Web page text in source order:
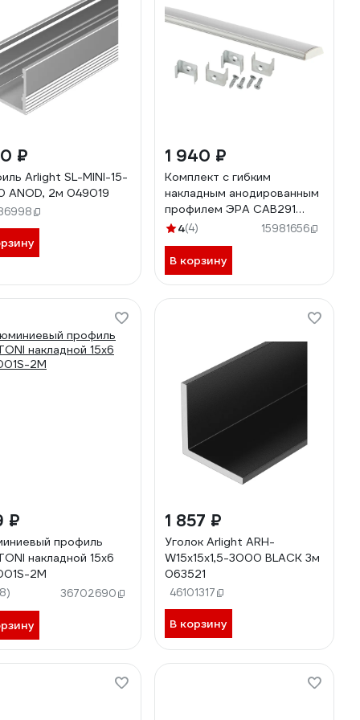
₽
Arlight SL-MINI-15-
ANOD, 2м 049019
1 940 ₽
Комплект с гибким
накладным анодированным
профилем ЭРА CAB291
15х6,5мм, 2м Б0041245
4(4) 15981656
В корзину
₽
профиль
накладной 15x6
2M
36702690
1 857 ₽
Уголок Arlight ARH-
W15x15x1,5-3000 BLACK 3м
063521
46101317
В корзину